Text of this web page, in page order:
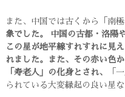
また、中国では古くから「南極
象でした。 中国の古都・洛陽
この星が地平線すれすれに見
れました。また、その赤い色
「寿老人」の化身とされ、
「
られている大変縁起の良い星な